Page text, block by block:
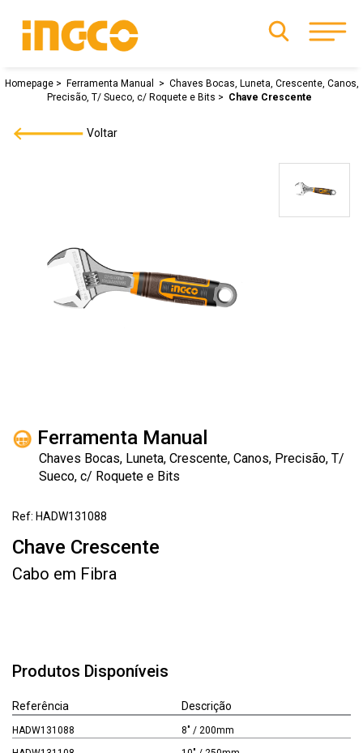
Homepage Ferramenta Manual
Chaves Bocas, Luneta, Crescente, Canos,
Precisão, T/ Sueco, c/ Roquete e Bits
Chave Crescente
Voltar
Ferramenta Manual
Chaves Bocas, Luneta, Crescente, Canos, Precisão, T/
Sueco, c/ Roquete e Bits
Ref: HADW131088
Chave Crescente
Cabo em Fibra
Produtos Disponíveis
Referência
HADW131088
Descrição
8" / 200mm